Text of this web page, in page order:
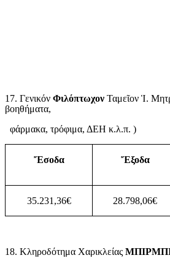
17. Γενικόν Φιλόπτωχον Ταμεῖον Ἱ.
βοηθήματα,
φάρμακα, τρόφιμα, ΔΕΗ κ.λ.π. )
Ἔσοδα Ἔξοδα
35.231,36€ 28.798,06€
18. Κληροδότημα Χαρικλείας